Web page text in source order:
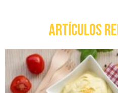
ARTÍCULOS